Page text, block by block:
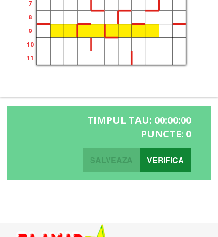
TIMPUL TAU: 00:00:00
PUNCTE: 0
SALVEAZA VERIFICA